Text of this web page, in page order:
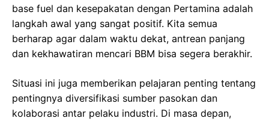
base fuel dan kesepakatan dengan Pertamina adalah
langkah awal yang sangat positif. Kita semua
berharap agar dalam waktu dekat, antrean panjang
dan kekhawatiran mencari BBM bisa segera berakhir.
Situasi ini juga memberikan pelajaran penting tentang
pentingnya diversifikasi sumber pasokan dan
kolaborasi antar pelaku industri. Di masa depan,